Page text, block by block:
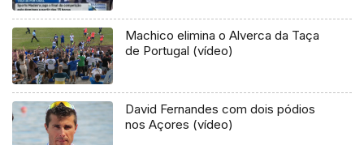
Machico elimina o Alverca da Taça
de Portugal (vídeo)
David Fernandes com dois pódios
nos Açores (vídeo)